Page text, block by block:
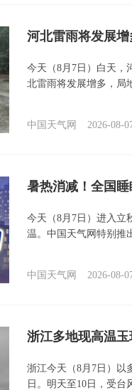
河北雷雨将发展
今天（8月7日）白天，
北雷雨将发展增多，局
中国天气网 2026-08-
暑热消减！全国
今天（8月7日）进入立
温。中国天气网特别推
中国天气网 2026-08-
浙江多地现高温
浙江今天（8月7日）以
日。明天至10日，受台